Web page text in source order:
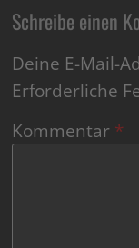
Schreibe einen
Deine E-Mail-
Erforderliche
Kommentar *